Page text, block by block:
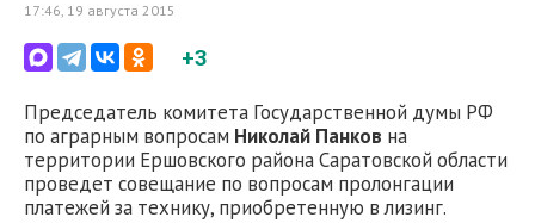
17:46, 19 августа 2015
+3
Председатель комитета Государственной думы РФ
по аграрным вопросам Николай Панков на
территории Ершовского района Саратовской области
проведет совещание по вопросам пролонгации
платежей за технику, приобретенную в лизинг.